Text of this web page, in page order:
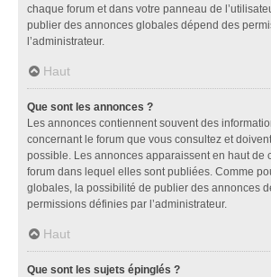
chaque forum et dans votre panneau de
publier des annonces globales dépend des
l’administrateur.
Haut
Que sont les annonces ?
Les annonces contiennent souvent des
concernant le forum que vous consultez et
possible. Les annonces apparaissent en haut de
forum dans lequel elles sont publiées. Comme
globales, la possibilité de publier des annonces
permissions définies par l’administrateur.
Haut
Que sont les sujets épinglés ?